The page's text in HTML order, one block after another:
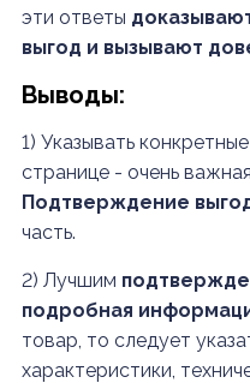
эти ответы
выгод и вызывают
Выводы:
1) Указывать
странице - очень
Подтверждение
часть.
2) Лучшим
подробная
товар, то следует
характеристики,